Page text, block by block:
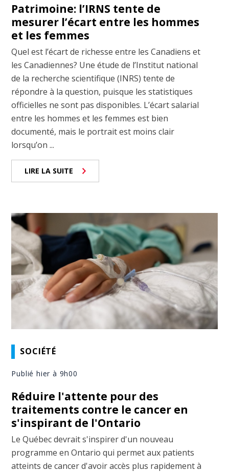
Patrimoine: l’IRNS tente de
mesurer l’écart entre les hommes
et les femmes
Quel est l’écart de richesse entre les Canadiens et
les Canadiennes? Une étude de l’Institut national
de la recherche scientifique (INRS) tente de
répondre à la question, puisque les statistiques
officielles ne sont pas disponibles. L’écart salarial
entre les hommes et les femmes est bien
documenté, mais le portrait est moins clair
lorsqu’on ...
LIRE LA SUITE
SOCIÉTÉ
Publié hier à 9h00
Réduire l'attente pour des
traitements contre le cancer en
s'inspirant de l'Ontario
Le Québec devrait s'inspirer d'un nouveau
programme en Ontario qui permet aux patients
atteints de cancer d'avoir accès plus rapidement à